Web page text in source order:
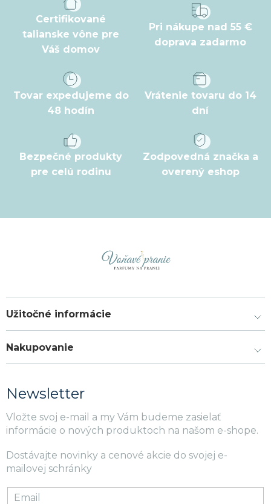
Certifikované
talianske vône pre
Váš domov
Pri nákupe nad 55 €
doprava zadarmo
Tovar expedujeme do
48 hodín
Vrátenie tovaru do 14
dní
Bezpečné produkty
pre celú rodinu
Zodpovedná značka a
overený eshop
Užitočné informácie
Nakupovanie
Newsletter
Vložte svoj e-mail a my Vám budeme zasielať
informácie o nových produktoch na našom e-shope.
Dostávajte novinky a cenové akcie do svojej e-
mailovej schránky
Email